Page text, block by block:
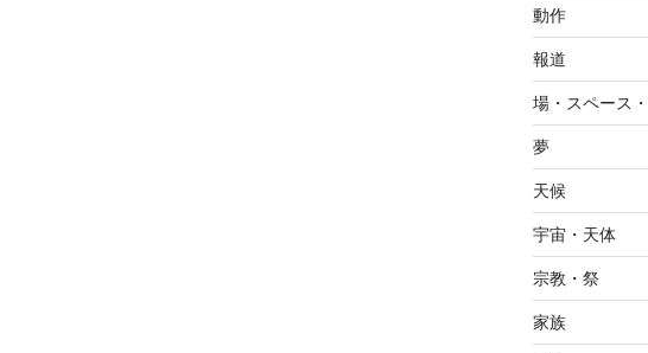
動作
報道
場・スペース
夢
天候
宇宙・天体
宗教・祭
家族